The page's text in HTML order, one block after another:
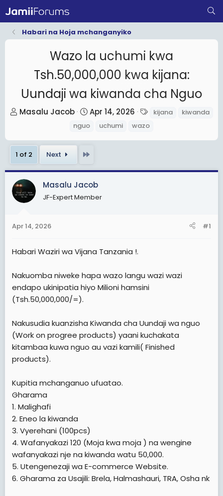
Habari na Hoja mchanganyiko
Wazo la uchumi kwa
Tsh.50,000,000 kwa kijana:
Uundaji wa kiwanda cha Nguo
T
e
a
d
s
t
t
r
Masalu Jacob
S
t
d
a
t
Apr 14, 2026
a
kijana
kiwanda
nguo
uchumi wazo
1 of 2 Next
Masalu Jacob
JF-Expert Member
Apr 14, 2026 #1
Habari Waziri wa Vijana Tanzania !.
Nakuomba niweke hapa wazo langu wazi wazi
endapo ukinipatia hiyo Milioni hamsini
(Tsh.50,000,000/=).
Nakusudia kuanzisha Kiwanda cha Uundaji wa nguo
(Work on progree products) yaani kuchakata
kitambaa kuwa nguo au vazi kamili( Finished
products).
Kupitia mchanganuo ufuatao.
Gharama
1. Malighafi
2. Eneo la kiwanda
3. Vyerehani (100pcs)
4. Wafanyakazi 120 (Moja kwa moja ) na wengine
wafanyakazi nje na kiwanda watu 50,000.
5. Utengenezaji wa E-commerce Website.
6. Gharama za Usajili: Brela, Halmashauri, TRA, Osha nk